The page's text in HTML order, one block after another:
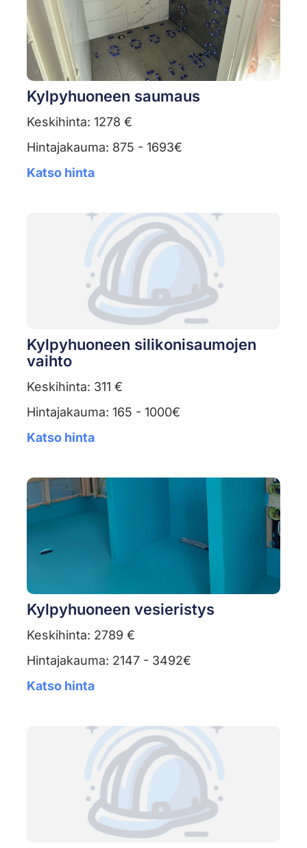
Kylpyhuoneen saumaus
Keskihinta: 1278 €
Hintajakauma: 875 - 1693€
Katso hinta
Kylpyhuoneen silikonisaumojen
vaihto
Keskihinta: 311 €
Hintajakauma: 165 - 1000€
Katso hinta
Kylpyhuoneen vesieristys
Keskihinta: 2789 €
Hintajakauma: 2147 - 3492€
Katso hinta